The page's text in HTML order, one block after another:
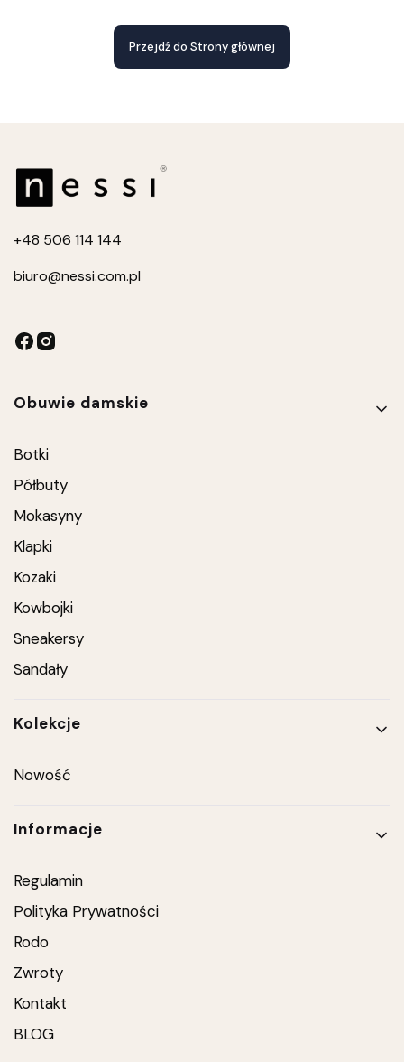
Przejdź do Strony głównej
+48 506 114 144
biuro@nessi.com.pl
Linki w stopce
Obuwie damskie
Botki
Półbuty
Mokasyny
Klapki
Kozaki
Kowbojki
Sneakersy
Sandały
Kolekcje
Nowość
Informacje
Regulamin
Polityka Prywatności
Rodo
Zwroty
Kontakt
BLOG